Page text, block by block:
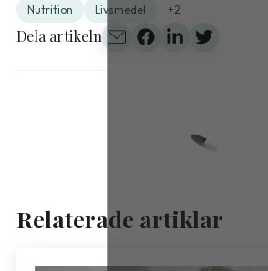
Nutrition Livsmedel +2
Dela artikeln
Relaterade artiklar